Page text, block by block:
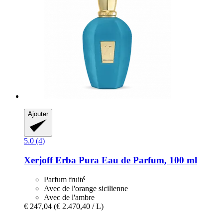
Ajouter
5.0 (4)
XerjoffErba Pura Eau de Parfum, 100 ml
Parfum fruité
Avec de l'orange sicilienne
Avec de l'ambre
€ 247,04 (€ 2.470,40 / L)